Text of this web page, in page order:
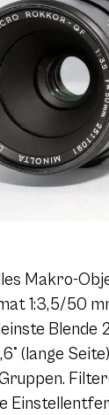
Makro-
1:3,5/50
Blende
(lange